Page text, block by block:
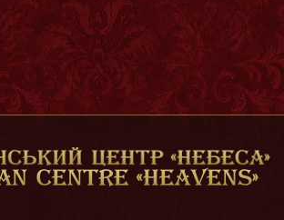
Ольга Калинина,
диаконисса ХЦ
«Небеса»